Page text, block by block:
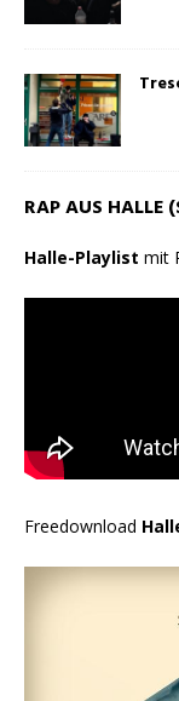
RAP AUS HALLE
Halle-Playlist mit
Freedownload